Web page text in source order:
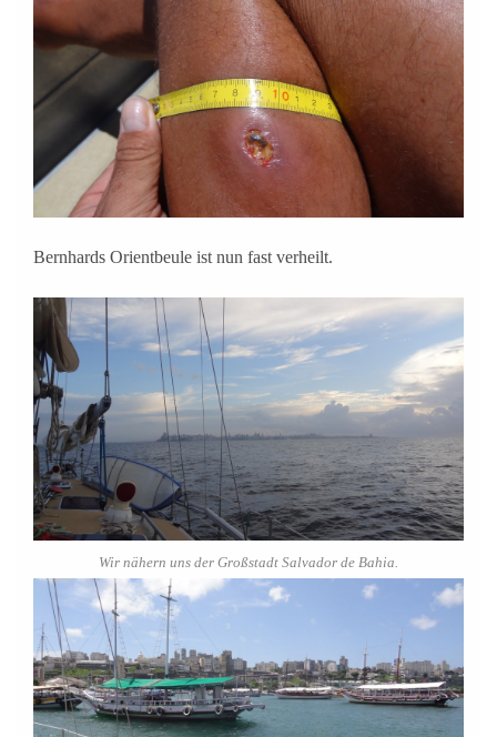
Bernhards Orientbeule ist nun fast verheilt.
Wir nähern uns der Großstadt Salvador de Bahia.